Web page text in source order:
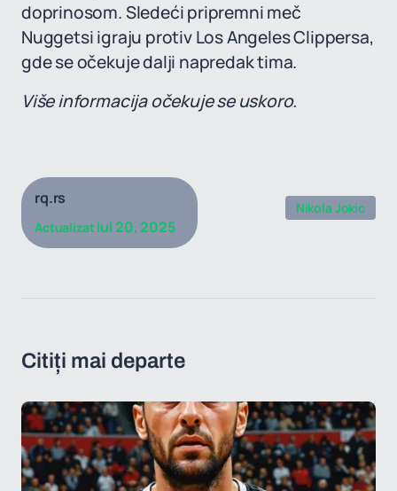
doprinosom. Sledeći pripremni meč
Nuggetsi igraju protiv Los Angeles Clippersa,
gde se očekuje dalji napredak tima.
Više informacija očekuje se uskoro.
rq.rs
ActualizatIul 20, 2025
Nikola Jokic
Citiți mai departe